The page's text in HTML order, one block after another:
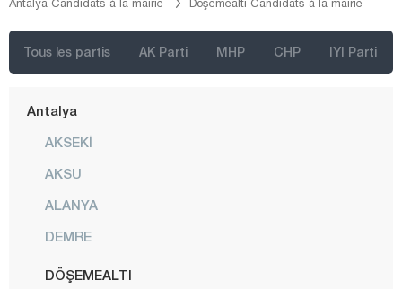
Antalya Candidats à la mairie
Döşemealti Candidats à la mairie
Tous les partis AK Parti MHP CHP IYI Parti
Ağrı
Amasya
Antalya
AKSEKİ
AKSU
ALANYA
DEMRE
DÖŞEMEALTI